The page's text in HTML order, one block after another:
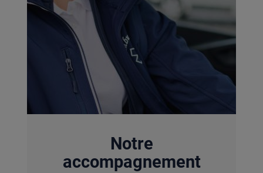
Notre
accompagnement